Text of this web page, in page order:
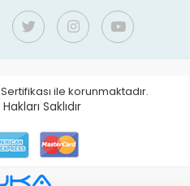
ile korunmaktadır.
Saklıdır